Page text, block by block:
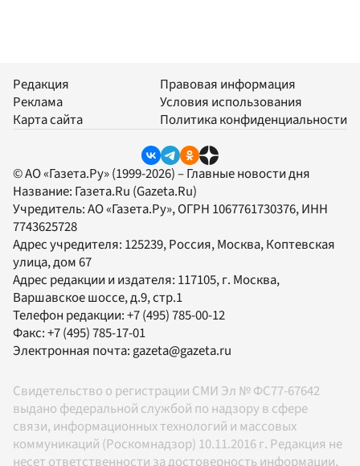
Редакция
Реклама
Карта сайта
Правовая информация
Условия использования
Политика конфиденциальности
© АО «Газета.Ру» (1999-2026) – Главные новости дня
Название: Газета.Ru (Gazeta.Ru)
Учредитель:АО «Газета.Ру», ОГРН 1067761730376, ИНН
7743625728
Адрес учредителя: 125239, Россия, Москва, Коптевская
улица, дом 67
Адрес редакции и издателя: 117105, г. Москва,
Варшавское шоссе, д.9, стр.1
Телефон редакции:+7 (495) 785-00-12
Факс:+7 (495) 785-17-01
Электронная почта: gazeta@gazeta.ru
Свидетельство о регистрации СМИ Эл № ФС77-67642
выдано федеральной службой по надзору в сфере
связи, информационных технологий и массовых
коммуникаций (Роскомнадзор) 10.11.2016 г. Редакция не